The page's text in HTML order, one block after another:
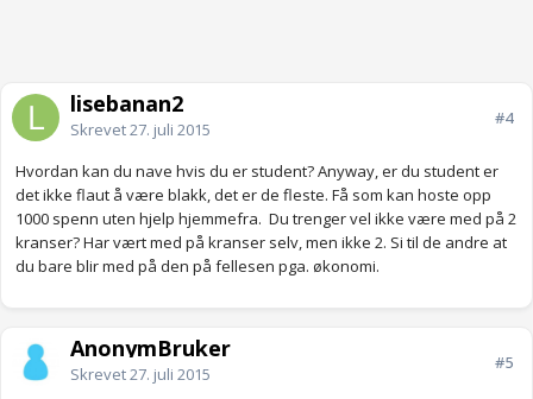
lisebanan2
Skrevet27. juli 2015
#4
Hvordan kan du nave hvis du er student? Anyway, er du student er
det ikke flaut å være blakk, det er de fleste. Få som kan hoste opp
1000 spenn uten hjelp hjemmefra. Du trenger vel ikke være med på 2
kranser? Har vært med på kranser selv, men ikke 2. Si til de andre at
du bare blir med på den på fellesen pga. økonomi.
AnonymBruker
Skrevet27. juli 2015
#5